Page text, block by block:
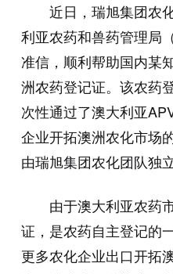
近日，瑞旭集团农
利亚农药和兽药管理局
准信，顺利帮助国内某
洲农药登记证。该农药
次性通过了澳大利亚
企业开拓澳洲农化市场
由瑞旭集团农化团队独
由于澳大利亚农药
证，是农药自主登记的
更多农化企业出口开拓